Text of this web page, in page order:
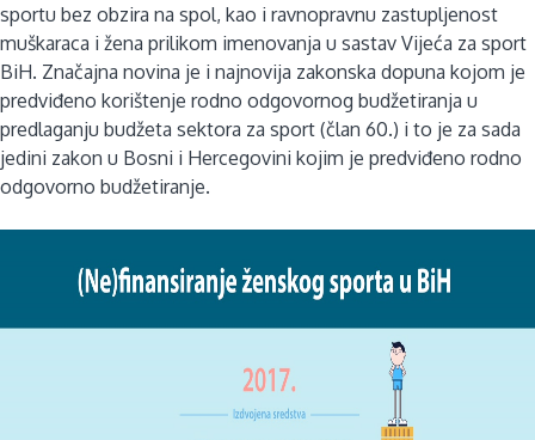
sportu bez obzira na spol, kao i ravnopravnu zastupljenost
muškaraca i žena prilikom imenovanja u sastav Vijeća za sport
BiH. Značajna novina je i najnovija zakonska dopuna kojom je
predviđeno korištenje rodno odgovornog budžetiranja u
predlaganju budžeta sektora za sport (član 60.) i to je za sada
jedini zakon u Bosni i Hercegovini kojim je predviđeno rodno
odgovorno budžetiranje.